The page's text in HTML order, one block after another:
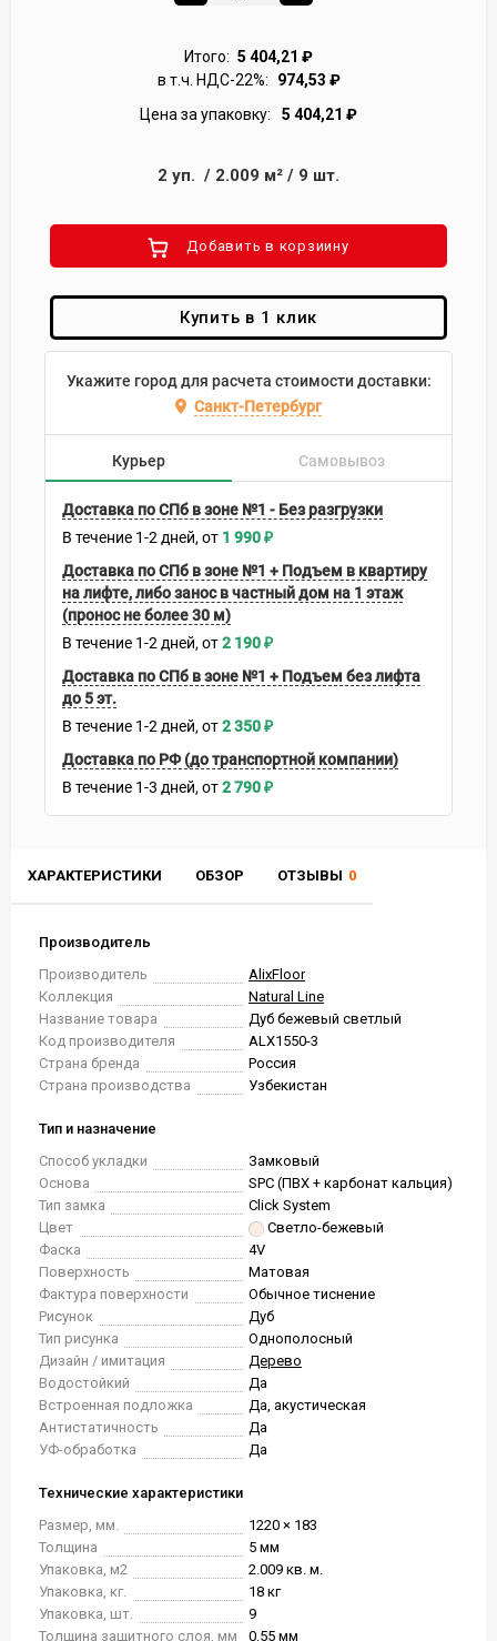
ХАРАКТЕРИСТИКИ ОБЗОР ОТЗЫВЫ 0
Производитель
Производитель
AlixFloor
Коллекция
Natural Line
Название товара
Дуб бежевый светлый
Код производителя
ALX1550-3
Страна бренда
Россия
Страна производства
Узбекистан
Тип и назначение
Способ укладки
Замковый
Основа
SPC (ПВХ + карбонат кальция)
Тип замка
Click System
Цвет
Светло-бежевый
Фаска
4V
Поверхность
Матовая
Фактура поверхности
Обычное тиснение
Рисунок
Дуб
Тип рисунка
Однополосный
Дизайн / имитация
Дерево
Водостойкий
Да
Встроенная подложка
Да, акустическая
Антистатичность
Да
УФ-обработка
Да
Технические характеристики
Размер, мм.
1220 × 183
Толщина
5 мм
Упаковка, м2
2.009 кв. м.
Упаковка, кг.
18 кг
Упаковка, шт.
9
Толщина защитного слоя, мм
0.55 мм
Итого: 5 404,21 ₽
в т.ч. НДС-22%:
974,53 ₽
Цена за упаковку:
5 404,21 ₽
2 уп. / 2.009 м² / 9 шт.
Добавить в корзиину
Купить в 1 клик
Укажите город для расчета стоимости доставки:
Санкт-Петербург
Курьер Самовывоз
Доставка по СПб в зоне №1 - Без разгрузки
В течение 1-2 дней 1 990₽
Доставка по СПб в зоне №1 + Подъем в квартиру
на лифте, либо занос в частный дом на 1 этаж
(пронос не более 30 м)
В течение 1-2 дней 2 190₽
Доставка по СПб в зоне №1 + Подъем без лифта
до 5 эт.
В течение 1-2 дней 2 350₽
Доставка по РФ (до транспортной компании)
В течение 1-3 дней 2 790₽